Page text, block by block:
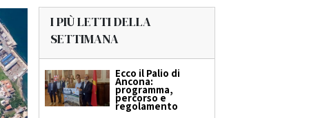
I PIÙ LETTI DELLA
SETTIMANA
Ecco il Palio di
Ancona:
programma,
percorso e
regolamento